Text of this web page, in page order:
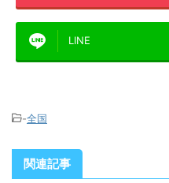
LINE
-全国
関連記事